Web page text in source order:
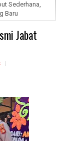
Sederhana,
Baru
Jabat